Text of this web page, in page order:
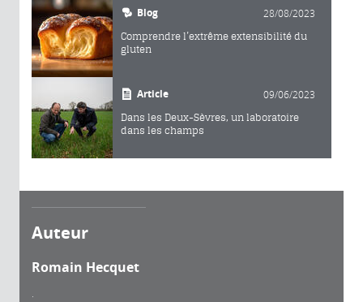
Blog 28/08/2023
Comprendre l’extrême extensibilité du
gluten
Article 09/06/2023
Dans les Deux-Sèvres, un laboratoire
dans les champs
Auteur
Romain Hecquet